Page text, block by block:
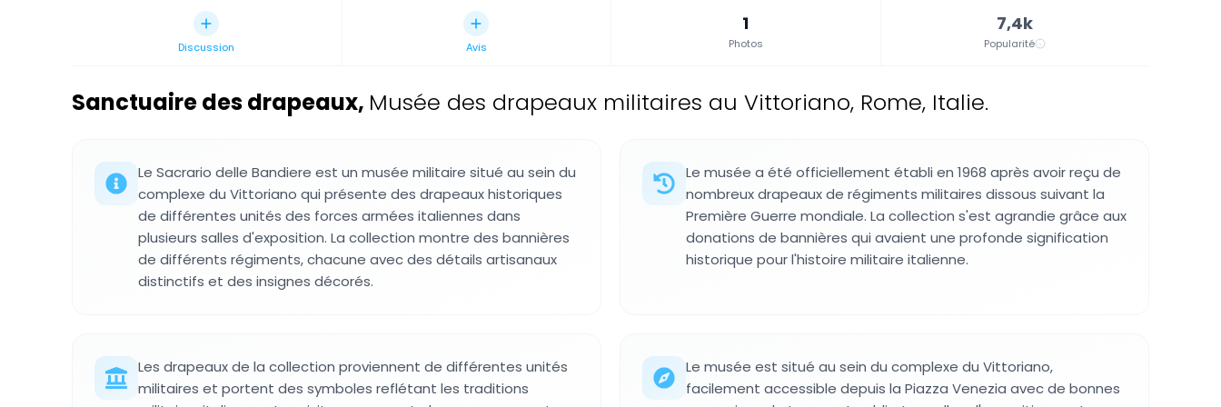
Discussion Avis
1
Photos
7,4k
Popularité
Sanctuaire des drapeaux, Musée des drapeaux militaires au Vittoriano, Rome, Italie.
Le Sacrario delle Bandiere est un musée militaire situé au sein du
complexe du Vittoriano qui présente des drapeaux historiques
de différentes unités des forces armées italiennes dans
plusieurs salles d'exposition. La collection montre des bannières
de différents régiments, chacune avec des détails artisanaux
distinctifs et des insignes décorés.
Le musée a été officiellement établi en 1968 après avoir reçu de
nombreux drapeaux de régiments militaires dissous suivant la
Première Guerre mondiale. La collection s'est agrandie grâce aux
donations de bannières qui avaient une profonde signification
historique pour l'histoire militaire italienne.
Les drapeaux de la collection proviennent de différentes unités
militaires et portent des symboles reflétant les traditions
Le musée est situé au sein du complexe du Vittoriano,
facilement accessible depuis la Piazza Venezia avec de bonnes